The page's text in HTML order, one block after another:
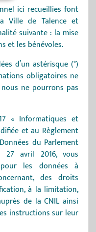
ici recueillies font
Ville de Talence et
suivante : la mise
et les bénévoles.
d’un astérisque (*)
obligatoires ne
ne pourrons pas
« Informatiques et
et au Règlement
du Parlement
avril 2016, vous
les données à
des droits
à la limitation,
de la CNIL ainsi
instructions sur leur